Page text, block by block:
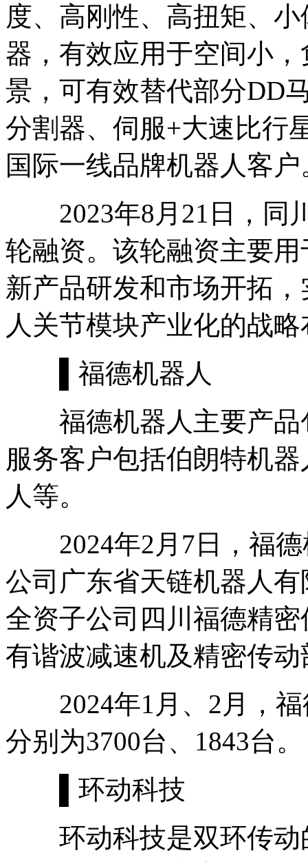
度、高刚性、高扭矩、
器，有效应用于空间小
景，可有效替代部分DD
分割器、伺服+大速比行
国际一线品牌机器人客户
2023年8月21日，同
轮融资。该轮融资主要
新产品研发和市场开拓
人关节模块产业化的战
▌福德机器人
福德机器人主要产品
服务客户包括伯朗特机
人等。
2024年2月7日，福德
公司广东省天链机器人
全资子公司四川福德精
有谐波减速机及精密传
2024年1月、2月，福
分别为3700台、1843台。
▌环动科技
环动科技是双环传动